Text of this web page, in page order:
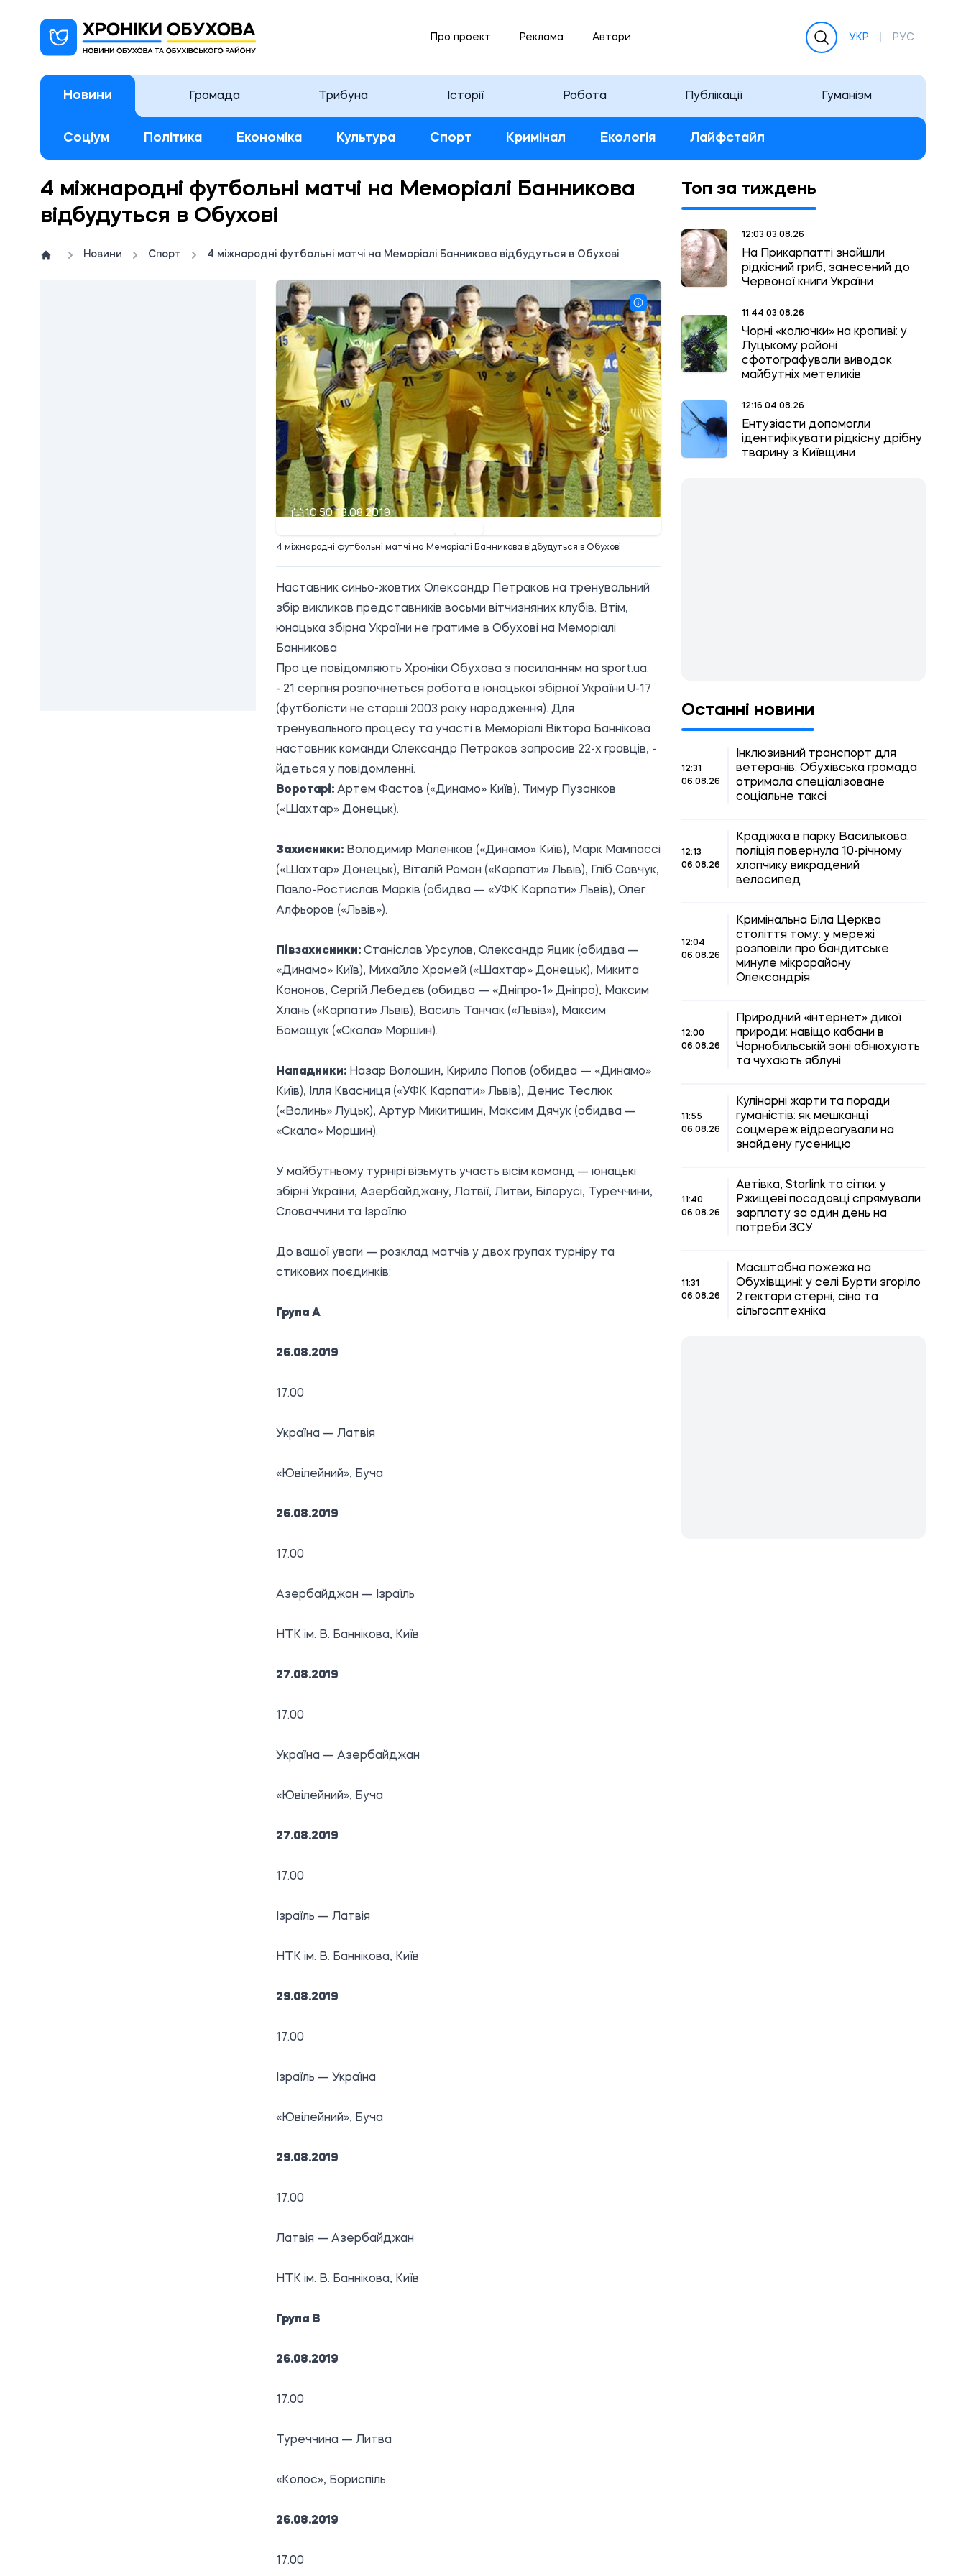
Про проект Реклама Автори УКР РУС
Новини Громада Трибуна Історії Робота Публікації Гуманізм
Соціум Політика Економіка Культура Спорт Кримінал Екологія Лайфстайл
4 міжнародні футбольні матчі на Меморіалі Банникова
відбудуться в Обухові
Новини Спорт 4 міжнародні футбольні матчі на Меморіалі Банникова відбудуться в Обухові
10:50 18.08.2019
4 міжнародні футбольні матчі на Меморіалі Банникова відбудуться в Обухові
Наставник синьо-жовтих Олександр Петраков на тренувальний
збір викликав представників восьми вітчизняних клубів. Втім,
юнацька збірна України не гратиме в Обухові на Меморіалі
Банникова
Про це повідомляють Хроніки Обухова з посиланням на sport.ua.
- 21 серпня розпочнеться робота в юнацької збірної України U-17
(футболісти не старші 2003 року народження). Для
тренувального процесу та участі в Меморіалі Віктора Баннікова
наставник команди Олександр Петраков запросив 22-х гравців, -
йдеться у повідомленні.
Воротарі: Артем Фастов («Динамо» Київ), Тимур Пузанков
(«Шахтар» Донецьк).
Захисники: Володимир Маленков («Динамо» Київ), Марк Мампассі
(«Шахтар» Донецьк), Віталій Роман («Карпати» Львів), Гліб Савчук,
Павло-Ростислав Марків (обидва — «УФК Карпати» Львів), Олег
Алфьоров («Львів»).
Півзахисники: Станіслав Урсулов, Олександр Яцик (обидва —
«Динамо» Київ), Михайло Хромей («Шахтар» Донецьк), Микита
Кононов, Сергій Лебедєв (обидва — «Дніпро-1» Дніпро), Максим
Хлань («Карпати» Львів), Василь Танчак («Львів»), Максим
Бомащук («Скала» Моршин).
Нападники: Назар Волошин, Кирило Попов (обидва — «Динамо»
Київ), Ілля Квасниця («УФК Карпати» Львів), Денис Теслюк
(«Волинь» Луцьк), Артур Микитишин, Максим Дячук (обидва —
«Скала» Моршин).
У майбутньому турнірі візьмуть участь вісім команд — юнацькі
збірні України, Азербайджану, Латвії, Литви, Білорусі, Туреччини,
Словаччини та Ізраїлю.
До вашої уваги — розклад матчів у двох групах турніру та
стикових поєдинків:
Група А
26.08.2019
17.00
Україна — Латвія
«Ювілейний», Буча
26.08.2019
17.00
Азербайджан — Ізраїль
НТК ім. В. Баннікова, Київ
27.08.2019
17.00
Україна — Азербайджан
«Ювілейний», Буча
27.08.2019
17.00
Ізраїль — Латвія
НТК ім. В. Баннікова, Київ
29.08.2019
17.00
Ізраїль — Україна
«Ювілейний», Буча
29.08.2019
17.00
Латвія — Азербайджан
НТК ім. В. Баннікова, Київ
Група В
26.08.2019
17.00
Туреччина — Литва
«Колос», Бориспіль
26.08.2019
17.00
Топ за тиждень
12:03 03.08.26
На Прикарпатті знайшли
рідкісний гриб, занесений до
Червоної книги України
11:44 03.08.26
Чорні «колючки» на кропиві: у
Луцькому районі
сфотографували виводок
майбутніх метеликів
12:16 04.08.26
Ентузіасти допомогли
ідентифікувати рідкісну дрібну
тварину з Київщини
Останні новини
12:31
06.08.26
Інклюзивний транспорт для
ветеранів: Обухівська громада
отримала спеціалізоване
соціальне таксі
12:13
06.08.26
Крадіжка в парку Василькова:
поліція повернула 10-річному
хлопчику викрадений
велосипед
12:04
06.08.26
Кримінальна Біла Церква
століття тому: у мережі
розповіли про бандитське
минуле мікрорайону
Олександрія
12:00
06.08.26
Природний «інтернет» дикої
природи: навіщо кабани в
Чорнобильській зоні обнюхують
та чухають яблуні
11:55
06.08.26
Кулінарні жарти та поради
гуманістів: як мешканці
соцмереж відреагували на
знайдену гусеницю
11:40
06.08.26
Автівка, Starlink та сітки: у
Ржищеві посадовці спрямували
зарплату за один день на
потреби ЗСУ
11:31
06.08.26
Масштабна пожежа на
Обухівщині: у селі Бурти згоріло
2 гектари стерні, сіно та
сільгосптехніка